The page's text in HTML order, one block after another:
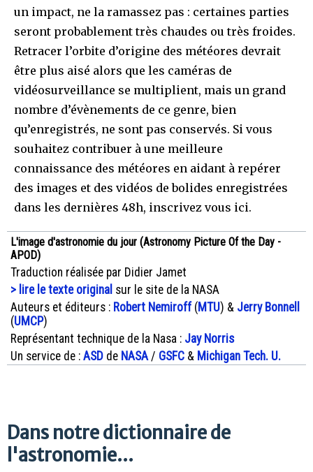
un impact, ne la ramassez pas : certaines parties
seront probablement très chaudes ou très froides.
Retracer l’orbite d’origine des météores devrait
être plus aisé alors que les caméras de
vidéosurveillance se multiplient, mais un grand
nombre d’évènements de ce genre, bien
qu’enregistrés, ne sont pas conservés. Si vous
souhaitez contribuer à une meilleure
connaissance des météores en aidant à repérer
des images et des vidéos de bolides enregistrées
dans les dernières 48h, inscrivez vous ici.
L'image d'astronomie du jour (Astronomy Picture Of the Day -
APOD)
Traduction réalisée par Didier Jamet
> lire le texte original sur le site de la NASA
Auteurs et éditeurs : Robert Nemiroff(MTU) & Jerry Bonnell
(UMCP)
Représentant technique de la Nasa : Jay Norris
Un service de : ASD de NASA / GSFC & Michigan Tech. U.
Dans notre dictionnaire de
l'astronomie...